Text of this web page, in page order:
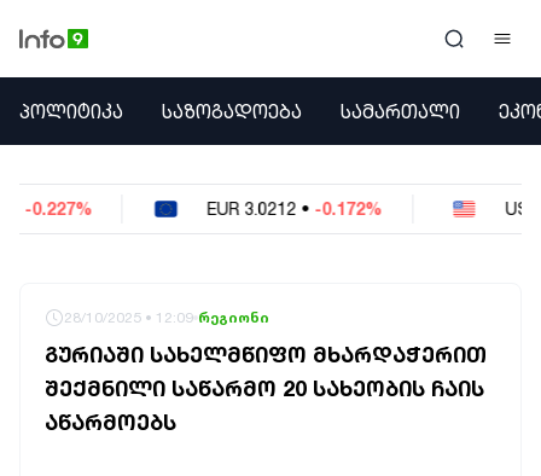
ᲞᲝᲚᲘᲢᲘᲙᲐ
ᲔᲙᲝᲜᲝᲛᲘᲙᲐ
ᲣᲪᲮᲝᲔᲗᲘ
ᲐᲛᲘᲜᲓᲘ
ᲡᲐᲛᲮᲔᲓᲠᲝ
ᲞᲝᲚᲘᲢᲘᲙᲐ ᲡᲐᲖᲝᲒᲐᲓᲝᲔᲑᲐ ᲡᲐᲛᲐᲠᲗᲐᲚᲘ
EUR 3.0212 -0.172% USD 2.621 -0.05%
28/10/2025 • 12:09 რეგიონი
ᲒᲣᲠᲘᲐᲨᲘ ᲡᲐᲮᲔᲚᲛᲬᲘᲤᲝ ᲛᲮᲐᲠᲓᲐᲭᲔᲠᲘᲗ
ᲨᲔᲥᲛᲜᲘᲚᲘ ᲡᲐᲬᲐᲠᲛᲝ 20 ᲡᲐᲮᲔᲝᲑᲘᲡ ᲩᲐᲘᲡ
ᲐᲬᲐᲠᲛᲝᲔᲑᲡ